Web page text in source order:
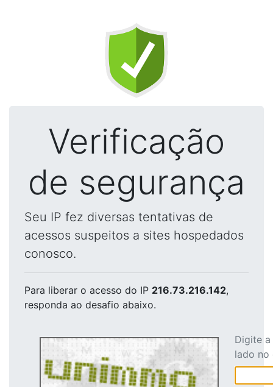
Verificação
de segurança
Seu IP fez diversas tentativas de
acessos suspeitos a sites hospedados
conosco.
Para liberar o acesso do IP 216.73.216.142,
responda ao desafio abaixo.
Digite
lado no